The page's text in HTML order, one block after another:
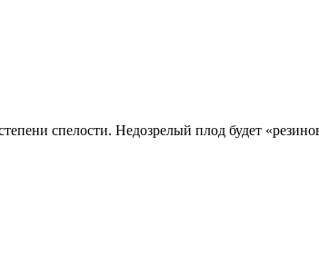
спелости. Недозрелый плод будет